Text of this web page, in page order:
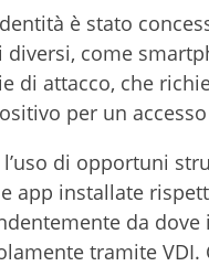
è stato
come
di attacco, che
per un
l’uso di opportuni
app installate
da
tramite